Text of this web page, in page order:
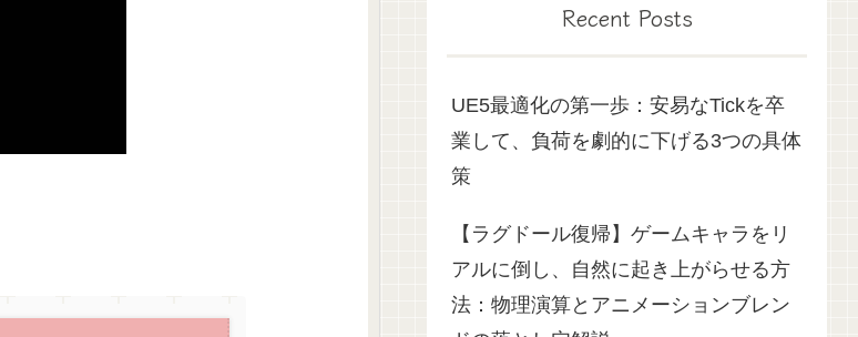
Recent Posts
UE5最適化の第一歩：安易なTickを卒
業して、負荷を劇的に下げる3つの具体
策
【ラグドール復帰】ゲームキャラをリ
アルに倒し、自然に起き上がらせる方
法：物理演算とアニメーションブレン